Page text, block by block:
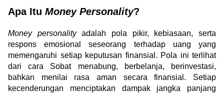
Apa Itu Money Personality?
Money personality adalah pola pikir, kebiasaan, serta
respons emosional seseorang terhadap uang yang
memengaruhi setiap keputusan finansial. Pola ini terlihat
dari cara Sobat menabung, berbelanja, berinvestasi,
bahkan menilai rasa aman secara finansial. Setiap
kecenderungan menciptakan dampak jangka panjang